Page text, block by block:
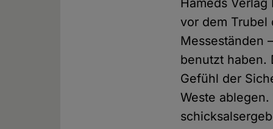
Hameds
vor dem Trubel
Messeständen
benutzt haben.
Gefühl der
Weste